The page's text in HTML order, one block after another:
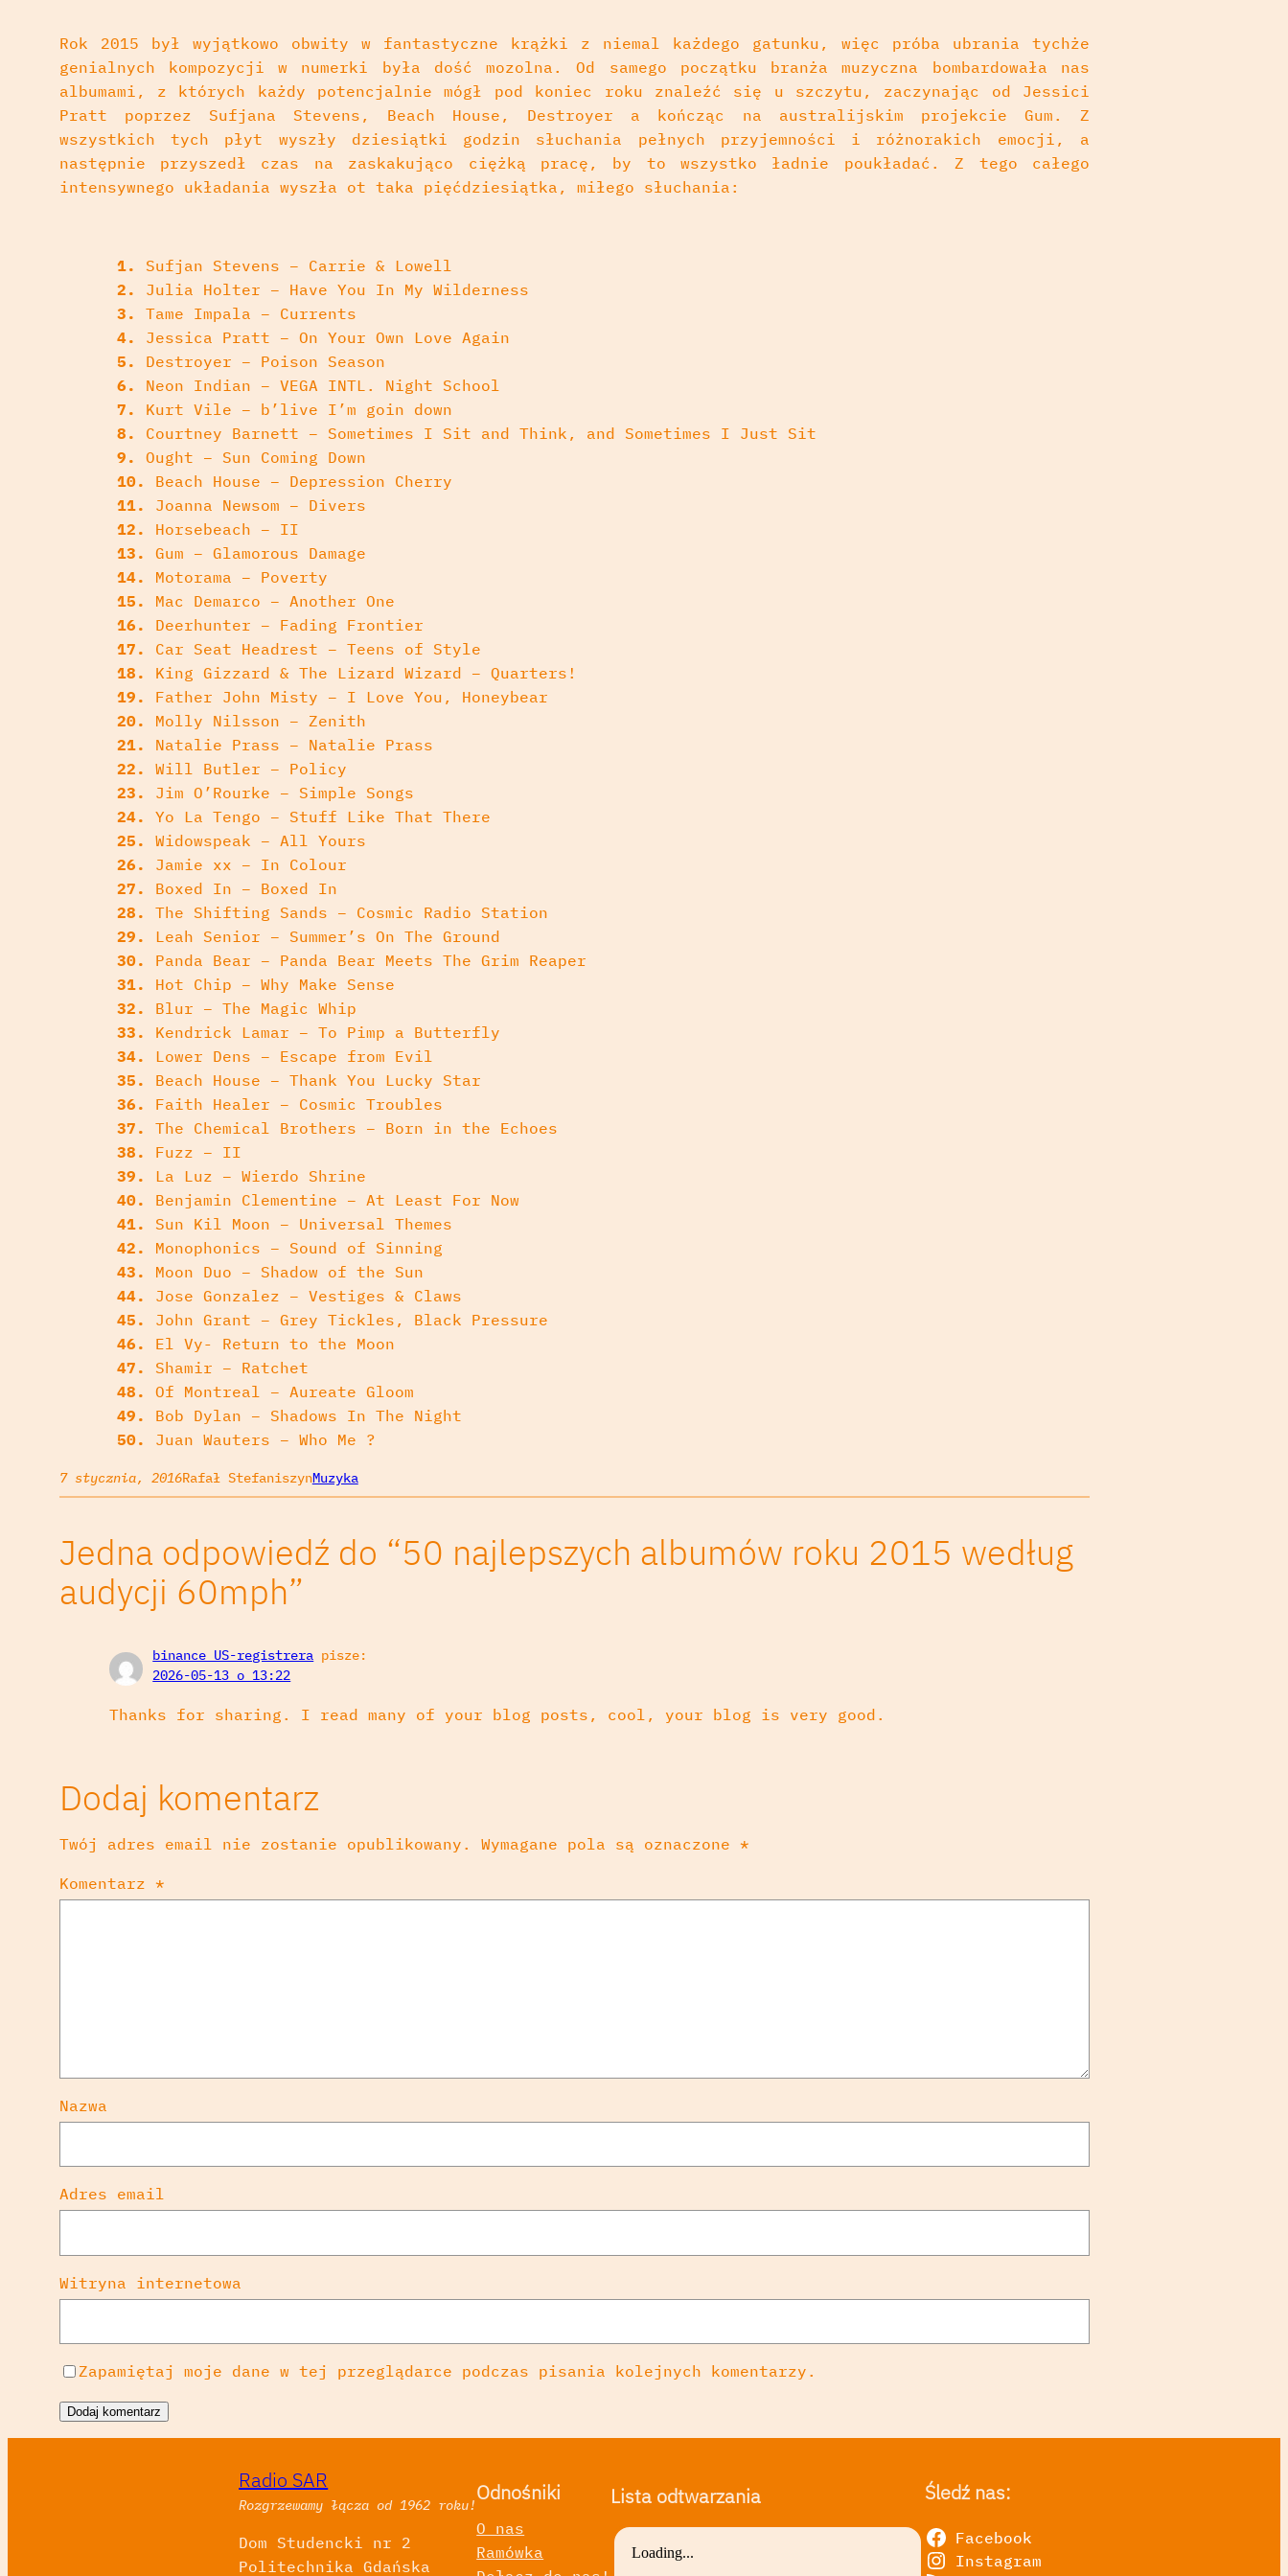
Rok 2015 był wyjątkowo obwity w fantastyczne krążki z niemal każdego gatunku, więc próba ubrania tychże
genialnych kompozycji w numerki była dość mozolna. Od samego początku branża muzyczna bombardowała nas
albumami, z których każdy potencjalnie mógł pod koniec roku znaleźć się u szczytu, zaczynając od Jessici
Pratt poprzez Sufjana Stevens, Beach House, Destroyer a kończąc na australijskim projekcie Gum. Z
wszystkich tych płyt wyszły dziesiątki godzin słuchania pełnych przyjemności i różnorakich emocji, a
następnie przyszedł czas na zaskakująco ciężką pracę, by to wszystko ładnie poukładać. Z tego całego
intensywnego układania wyszła ot taka pięćdziesiątka, miłego słuchania:
1.
Sufjan Stevens – Carrie & Lowell
2.
Julia Holter – Have You In My Wilderness
3.
Tame Impala – Currents
4.
Jessica Pratt – On Your Own Love Again
5.
Destroyer – Poison Season
6.
Neon Indian – VEGA INTL. Night School
7.
Kurt Vile – b’live I’m goin down
8.
Courtney Barnett – Sometimes I Sit and Think, and Sometimes I Just Sit
9.
Ought – Sun Coming Down
10.
Beach House – Depression Cherry
11.
Joanna Newsom – Divers
12.
Horsebeach – II
13.
Gum – Glamorous Damage
14.
Motorama – Poverty
15.
Mac Demarco – Another One
16.
Deerhunter – Fading Frontier
17.
Car Seat Headrest – Teens of Style
18.
King Gizzard & The Lizard Wizard – Quarters!
19.
Father John Misty – I Love You, Honeybear
20.
Molly Nilsson – Zenith
21.
Natalie Prass – Natalie Prass
22.
Will Butler – Policy
23.
Jim O’Rourke – Simple Songs
24.
Yo La Tengo – Stuff Like That There
25.
Widowspeak – All Yours
26.
Jamie xx – In Colour
27.
Boxed In – Boxed In
28.
The Shifting Sands – Cosmic Radio Station
29.
Leah Senior – Summer’s On The Ground
30.
Panda Bear – Panda Bear Meets The Grim Reaper
31.
Hot Chip – Why Make Sense
32.
Blur – The Magic Whip
33.
Kendrick Lamar – To Pimp a Butterfly
34.
Lower Dens – Escape from Evil
35.
Beach House – Thank You Lucky Star
36.
Faith Healer – Cosmic Troubles
37.
The Chemical Brothers – Born in the Echoes
38.
Fuzz – II
39.
La Luz – Wierdo Shrine
40.
Benjamin Clementine – At Least For Now
41.
Sun Kil Moon – Universal Themes
42.
Monophonics – Sound of Sinning
43.
Moon Duo – Shadow of the Sun
44.
Jose Gonzalez – Vestiges & Claws
45.
John Grant – Grey Tickles, Black Pressure
46.
El Vy- Return to the Moon
47.
Shamir – Ratchet
48.
Of Montreal – Aureate Gloom
49.
Bob Dylan – Shadows In The Night
50.
Juan Wauters – Who Me ?
7 stycznia, 2016Rafał StefaniszynMuzyka
Jedna odpowiedź do “50 najlepszych albumów roku 2015 według
audycji 60mph”
binance US-registrera pisze:
2026-05-13 o 13:22
Thanks for sharing. I read many of your blog posts, cool, your blog is very good.
Dodaj komentarz
Twój adres email nie zostanie opublikowany. Wymagane pola są oznaczone *
Komentarz *
Nazwa
Adres email
Witryna internetowa
Zapamiętaj moje dane w tej przeglądarce podczas pisania kolejnych komentarzy.
Radio SAR
Rozgrzewamy łącza od 1962 roku!
Dom Studencki nr 2
Politechnika Gdańska
Odnośniki
O nas
Ramówka
Lista odtwarzania Śledź nas:
Facebook
Instagram